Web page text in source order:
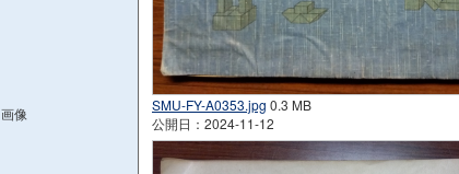
画像 SMU-FY-A0353.jpg 0.3 MB
公開日：2024-11-12